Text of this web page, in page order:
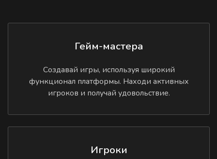
Гейм-мастера
Создавай игры, используя широкий
функционал платформы. Находи активных
игроков и получай удовольствие.
Игроки